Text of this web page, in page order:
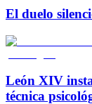
El duelo
León XIV
técnica